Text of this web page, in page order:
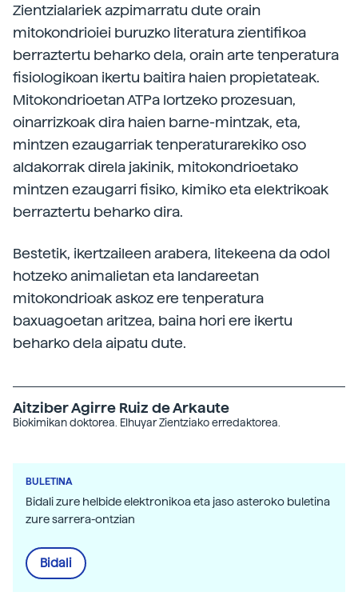
Zientzialariek azpimarratu dute orain
mitokondrioiei buruzko literatura zientifikoa
berraztertu beharko dela, orain arte tenperatura
fisiologikoan ikertu baitira haien propietateak.
Mitokondrioetan ATPa lortzeko prozesuan,
oinarrizkoak dira haien barne-mintzak, eta,
mintzen ezaugarriak tenperaturarekiko oso
aldakorrak direla jakinik, mitokondrioetako
mintzen ezaugarri fisiko, kimiko eta elektrikoak
berraztertu beharko dira.
Bestetik, ikertzaileen arabera, litekeena da odol
hotzeko animalietan eta landareetan
mitokondrioak askoz ere tenperatura
baxuagoetan aritzea, baina hori ere ikertu
beharko dela aipatu dute.
Aitziber Agirre Ruiz de Arkaute
Biokimikan doktorea. Elhuyar Zientziako erredaktorea.
BULETINA
Bidali zure helbide elektronikoa eta jaso asteroko buletina
zure sarrera-ontzian
Bidali